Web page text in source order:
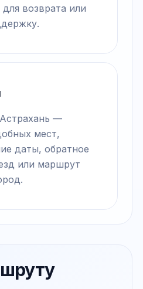
возврата или
—
мест,
даты, обратное
или маршрут